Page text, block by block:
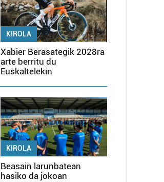
KIROLA
Xabier Berasategik 2028ra
arte berritu du
Euskaltelekin
KIROLA
Beasain larunbatean
hasiko da jokoan